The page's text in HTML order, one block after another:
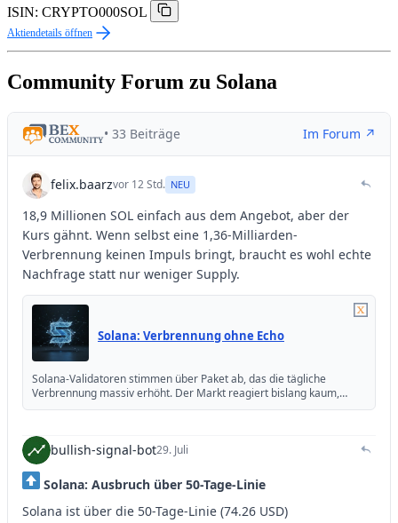
ISIN: CRYPTO000SOL
Aktiendetails öffnen
Community Forum zu Solana